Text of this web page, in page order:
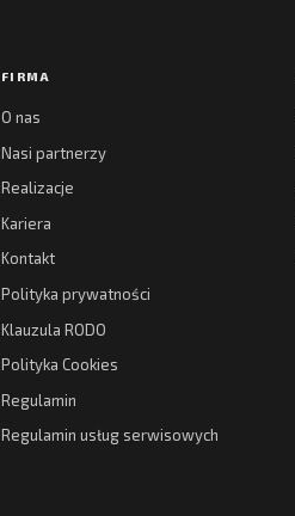
FIRMA
O nas
Nasi partnerzy
Realizacje
Kariera
Kontakt
Polityka prywatności
Klauzula RODO
Polityka Cookies
Regulamin
Regulamin usług serwisowych